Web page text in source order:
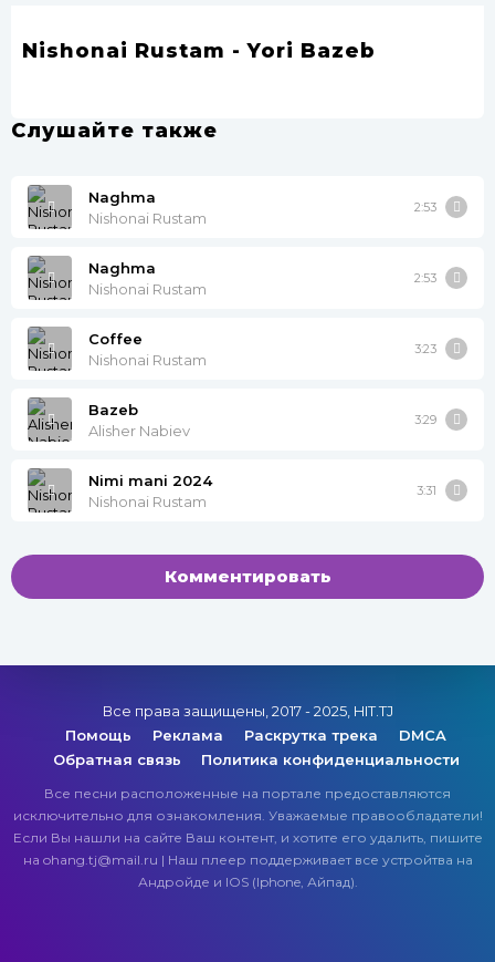
Nishonai Rustam - Yori Bazeb
Слушайте также
Naghma
Nishonai Rustam
2:53
Naghma
Nishonai Rustam
2:53
Coffee
Nishonai Rustam
3:23
Bazeb
Alisher Nabiev
3:29
Nimi mani 2024
Nishonai Rustam
3:31
Комментировать
Все права защищены, 2017 - 2025, HIT.TJ
Помощь
Реклама Раскрутка трека
DMCA
Обратная связь
Политика конфиденциальности
Все песни расположенные на портале предоставляются
исключительно для ознакомления. Уважаемые правообладатели!
Если Вы нашли на сайте Ваш контент, и хотите его удалить, пишите
на ohang.tj@mail.ru | Наш плеер поддерживает все устройтва на
Андройде и IOS (Iphone, Айпад).